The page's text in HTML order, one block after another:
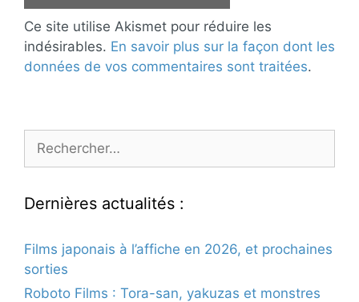
Ce site utilise Akismet pour réduire les
indésirables. En savoir plus sur la façon dont les
données de vos commentaires sont traitées.
Dernières actualités :
Films japonais à l’affiche en 2026, et prochaines
sorties
Roboto Films : Tora-san, yakuzas et monstres